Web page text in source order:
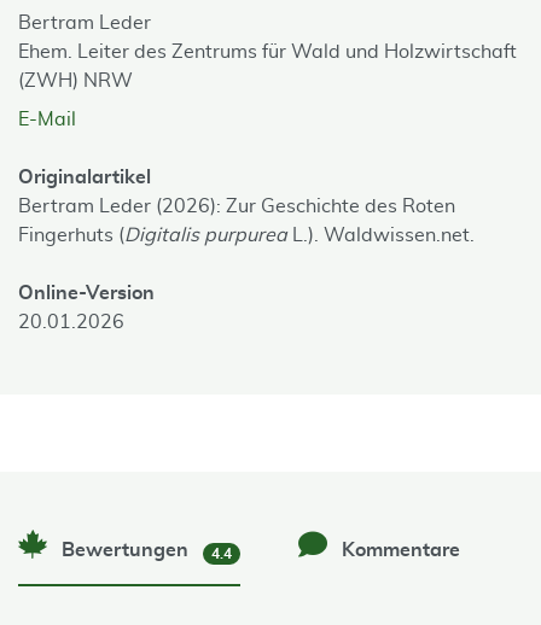
Bertram Leder
Ehem. Leiter des Zentrums für Wald und Holzwirtschaft
(ZWH) NRW
E-Mail
Originalartikel
Bertram Leder (2026): Zur Geschichte des Roten
Fingerhuts (Digitalis purpureaL.). Waldwissen.net.
Online-Version
20.01.2026
Bewertungen 4.4 Kommentare